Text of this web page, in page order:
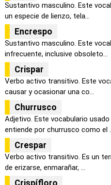
Sustantivo masculino. Este
un especie de lienzo, tela...
Encrespo
Sustantivo masculino. Este
infrecuente, inclusive obsoleto...
Crispar
Verbo activo transitivo. Este
causar y ocasionar una co...
Churrusco
Adjetivo. Este vocabulario
entiende por churrusco como el ...
Crespar
Verbo activo transitivo. Es un
de erizarse, enmarañar, ...
Crispífloro